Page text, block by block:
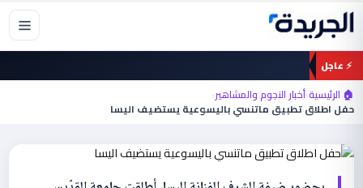
تخطي
المحتوى
⚡ عاجل
🏠 الرئيسية›أخبار النجوم والمشاهير›
حفل اطلاق تطبيق ماتنسي باليسوعية يستضيف اليسا
أخبار النجوم والمشاهير
حفل اطلاق تطبيق ماتنسي باليسوعية